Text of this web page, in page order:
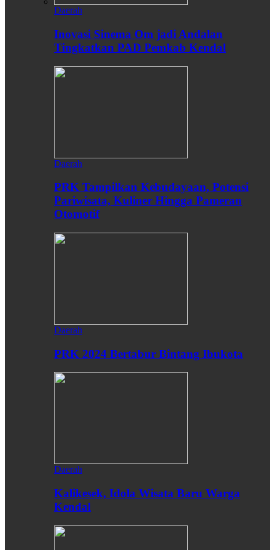
Daerah
Inovasi Sinema Om jadi Andalan
Tingkatkan PAD Pemkab Kendal
Daerah
PRK Tampilkan Kebudayaan, Potensi
Pariwisata, Kuliner Hingga Pameran
Otomotif
Daerah
PRK 2024 Bertabur Bintang Ibukota
Daerah
Kalikesek, Idola Wisata Baru Warga
Kendal